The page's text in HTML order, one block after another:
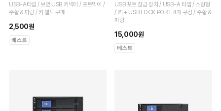
USB-A타입 / 보안 USB 커넥터 / 포트막이 /
주황 & 파랑 / 키 별도 구매
2,500원
USB 포트 잠금 장치 / USB-A 타입 / 스윙형
/ 키 + USB LOCK PORT 4개 구성 / 주황 &
파랑
15,000원